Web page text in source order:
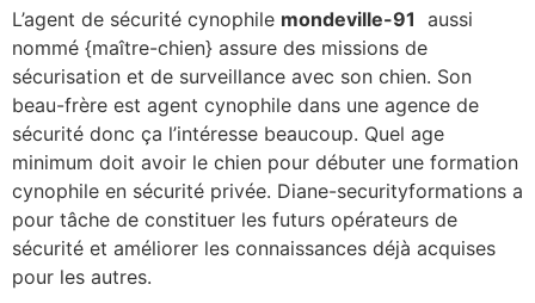
L’agent de sécurité cynophile mondeville-91 aussi
nommé {maître-chien} assure des missions de
sécurisation et de surveillance avec son chien. Son
beau-frère est agent cynophile dans une agence de
sécurité donc ça l’intéresse beaucoup. Quel age
minimum doit avoir le chien pour débuter une formation
cynophile en sécurité privée. Diane-securityformations a
pour tâche de constituer les futurs opérateurs de
sécurité et améliorer les connaissances déjà acquises
pour les autres.